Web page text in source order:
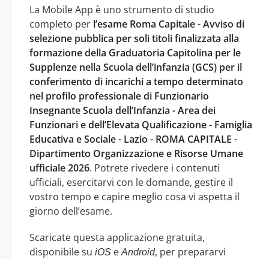
La Mobile App è uno strumento di studio
completo per l’esame Roma Capitale - Avviso di
selezione pubblica per soli titoli finalizzata alla
formazione della Graduatoria Capitolina per le
Supplenze nella Scuola dell’infanzia (GCS) per il
conferimento di incarichi a tempo determinato
nel profilo professionale di Funzionario
Insegnante Scuola dell’Infanzia - Area dei
Funzionari e dell’Elevata Qualificazione - Famiglia
Educativa e Sociale - Lazio - ROMA CAPITALE -
Dipartimento Organizzazione e Risorse Umane
ufficiale 2026. Potrete rivedere i contenuti
ufficiali, esercitarvi con le domande, gestire il
vostro tempo e capire meglio cosa vi aspetta il
giorno dell’esame.
Scaricate questa applicazione gratuita,
disponibile su iOS eAndroid, per prepararvi